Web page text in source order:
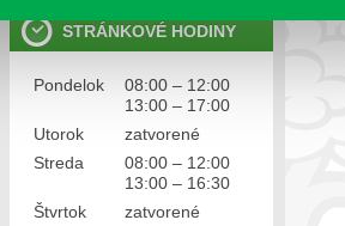
STRÁNKOVÉ HODINY
Pondelok
08:00 – 12:00
13:00 – 17:00
Utorok
zatvorené
Streda
08:00 – 12:00
13:00 – 16:30
Štvrtok
zatvorené